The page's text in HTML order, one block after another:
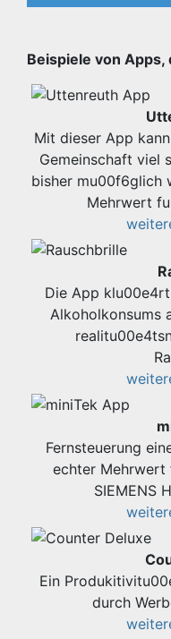
Beispiele von
Mit dieser App
Gemeinschaft viel
bisher mu00f6glich
Mehrwert
Die App
Alkoholkonsums
Fernsteuerung
echter Mehrwert
SIEMENS
Ein
durch